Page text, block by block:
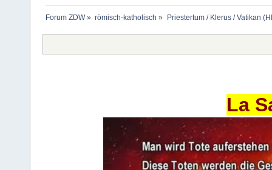
Forum ZDW» römisch-katholisch » Priestertum / Klerus / Vatikan
La